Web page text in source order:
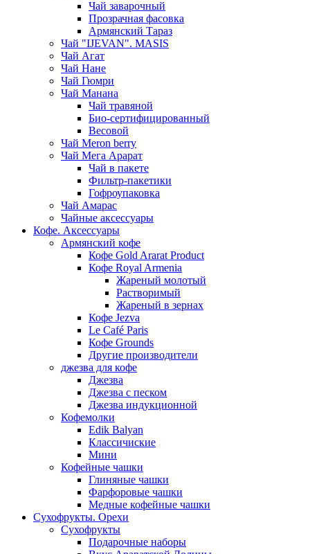
Чай заварочный
Прозрачная фасовка
Армянский Тараз
Чай "IJEVAN". MASIS
Чай Агат
Чай Нане
Чай Гюмри
Чай Манана
Чай травяной
Био-сертифицированный
Весовой
Чай Meron berry
Чай Мега Арарат
Чай в пакете
Фильтр-пакетики
Гофроупаковка
Чай Амарас
Чайные аксессуары
Кофе. Аксессуары
Армянский кофе
Кофе Gold Ararat Product
Кофе Royal Armenia
Жареный молотый
Растворимый
Жареный в зернах
Кофе Jezva
Le Café Paris
Кофе Grounds
Другие производители
джезва для кофе
Джезва
Джезва с песком
Джезва индукционной
Кофемолки
Edik Balyan
Классичиские
Мини
Кофейные чашки
Глиняные чашки
Фарфоровые чашки
Медные кофейные чашки
Сухофрукты. Орехи
Сухофрукты
Подарочные наборы